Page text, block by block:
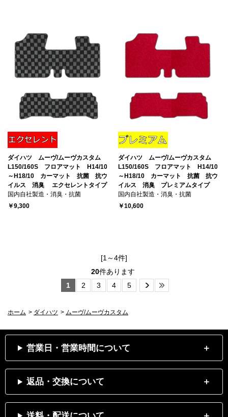
ダイハツ ムーヴ/ムーヴカスタム
L150/160S フロアマット H14/10
～H18/10 カーマット 抗菌 抗ウ
イルス 消臭 エクセレントタイプ
国内自社製造・消臭・抗菌
￥9,300
ダイハツ ムーヴ/ムーヴカスタム
L150/160S フロアマット H14/10
～H18/10 カーマット 抗菌 抗ウ
イルス 消臭 プレミアムタイプ
国内自社製造・消臭・抗菌
￥10,600
[1～4件]
20件あります
1
2 3 4 5
ホーム > ダイハツ > ムーヴ/ムーヴカスタム
営業日・営業時間について
返品・交換について